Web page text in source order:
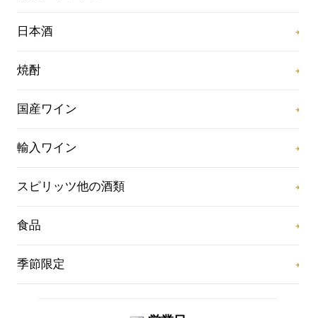
日本酒
焼酎
国産ワイン
輸入ワイン
スピリッツ他の酒類
食品
季節限定